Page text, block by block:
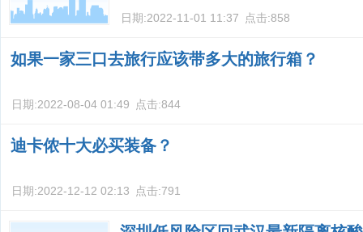
日期:2022-11-01 11:37 点击:858
如果一家三口去旅行应该带多大的旅行箱？
日期:2022-08-04 01:49 点击:844
迪卡侬十大必买装备？
日期:2022-12-12 02:13 点击:791